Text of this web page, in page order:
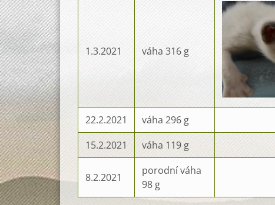
1.3.2021 váha 316 g
22.2.2021
váha 296 g
15.2.2021
váha 119 g
8.2.2021
porodní váha
98 g